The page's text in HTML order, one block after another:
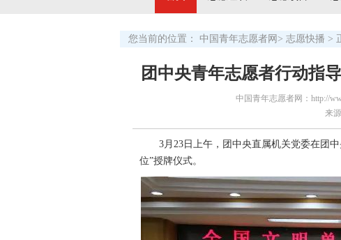
您当前的位置： 中国青年志愿者网 > 志愿快播 >
团中央青年志愿者行动指
中国青年志愿者网：http://
来
3月23日上午，团中央直属机关党委在团中
位”授牌仪式。